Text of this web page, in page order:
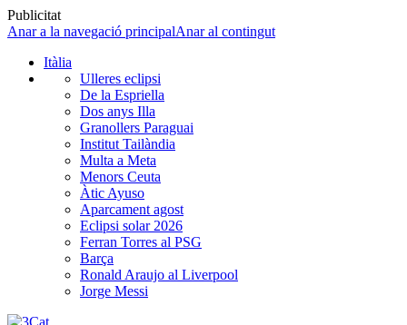
Publicitat
Anar a la navegació principalAnar al contingut
Itàlia
Ulleres eclipsi
De la Espriella
Dos anys Illa
Granollers Paraguai
Institut Tailàndia
Multa a Meta
Menors Ceuta
Àtic Ayuso
Aparcament agost
Eclipsi solar 2026
Ferran Torres al PSG
Barça
Ronald Araujo al Liverpool
Jorge Messi